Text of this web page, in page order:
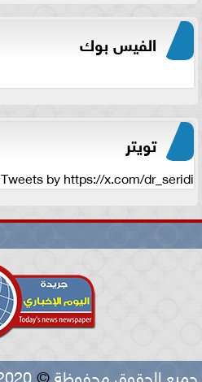
الفيس بوك
تويتر
Tweets by https://x.com/dr_seridi
جميع الحقوق محفوظة©2020 - 2026 - اليوم الاخباري